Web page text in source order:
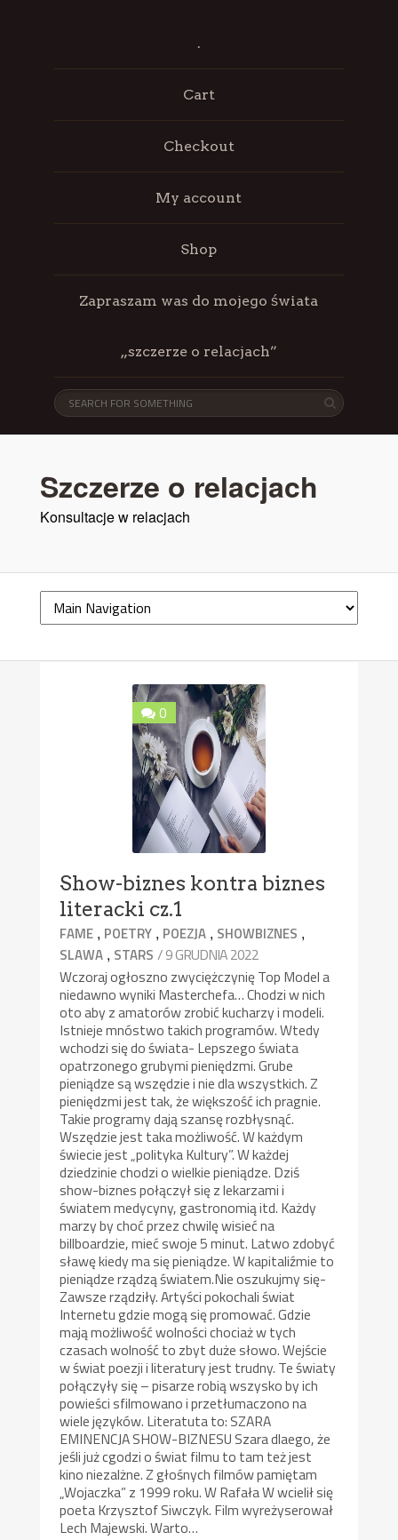
.
Cart
Checkout
My account
Shop
Zapraszam was do mojego świata
„szczerze o relacjach”
Szczerze o relacjach
Konsultacje w relacjach
0
Show-biznes kontra biznes
literacki cz.1
FAME , POETRY , POEZJA , SHOWBIZNES ,
SLAWA , STARS / 9 GRUDNIA 2022
Wczoraj ogłoszno zwyciężczynię Top Model a
niedawno wyniki Masterchefa… Chodzi w nich
oto aby z amatorów zrobić kucharzy i modeli.
Istnieje mnóstwo takich programów. Wtedy
wchodzi się do świata- Lepszego świata
opatrzonego grubymi pieniędzmi. Grube
pieniądze są wszędzie i nie dla wszystkich. Z
pieniędzmi jest tak, że większość ich pragnie.
Takie programy dają szansę rozbłysnąć.
Wszędzie jest taka możliwość. W każdym
świecie jest „polityka Kultury”. W każdej
dziedzinie chodzi o wielkie pieniądze. Dziś
show-biznes połączył się z lekarzami i
światem medycyny, gastronomią itd. Każdy
marzy by choć przez chwilę wisieć na
billboardzie, mieć swoje 5 minut. Latwo zdobyć
sławę kiedy ma się pieniądze. W kapitaliźmie to
pieniądze rządzą światem.Nie oszukujmy się-
Zawsze rządziły. Artyści pokochali świat
Internetu gdzie mogą się promować. Gdzie
mają możliwość wolności chociaż w tych
czasach wolność to zbyt duże słowo. Wejście
w świat poezji i literatury jest trudny. Te światy
połączyły się – pisarze robią wszysko by ich
powieści sfilmowano i przetłumaczono na
wiele języków. Literatuta to: SZARA
EMINENCJA SHOW-BIZNESU Szara dlaego, że
jeśli już cgodzi o świat filmu to tam też jest
kino niezalżne. Z głośnych filmów pamiętam
„Wojaczka” z 1999 roku. W Rafała W wcielił się
poeta Krzysztof Siwczyk. Film wyreżyserował
Lech Majewski. Warto…